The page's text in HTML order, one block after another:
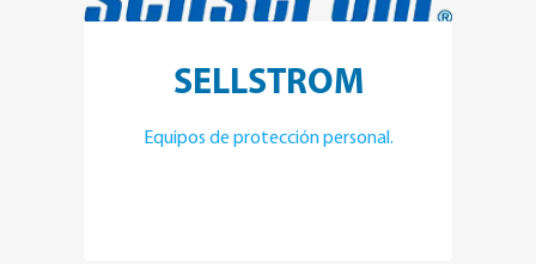
SELLSTROM
Equipos de protección personal.